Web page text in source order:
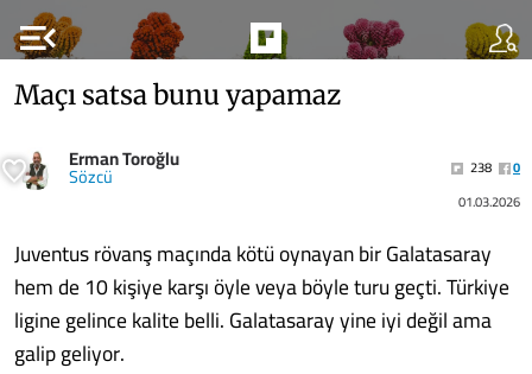
menu_open
Maçı satsa bunu yapamaz
Erman Toroğlu
Sözcü 238
0
01.03.2026
Juventus rövanş maçında kötü oynayan bir Galatasaray
hem de 10 kişiye karşı öyle veya böyle turu geçti. Türkiye
ligine gelince kalite belli. Galatasaray yine iyi değil ama
galip geliyor.